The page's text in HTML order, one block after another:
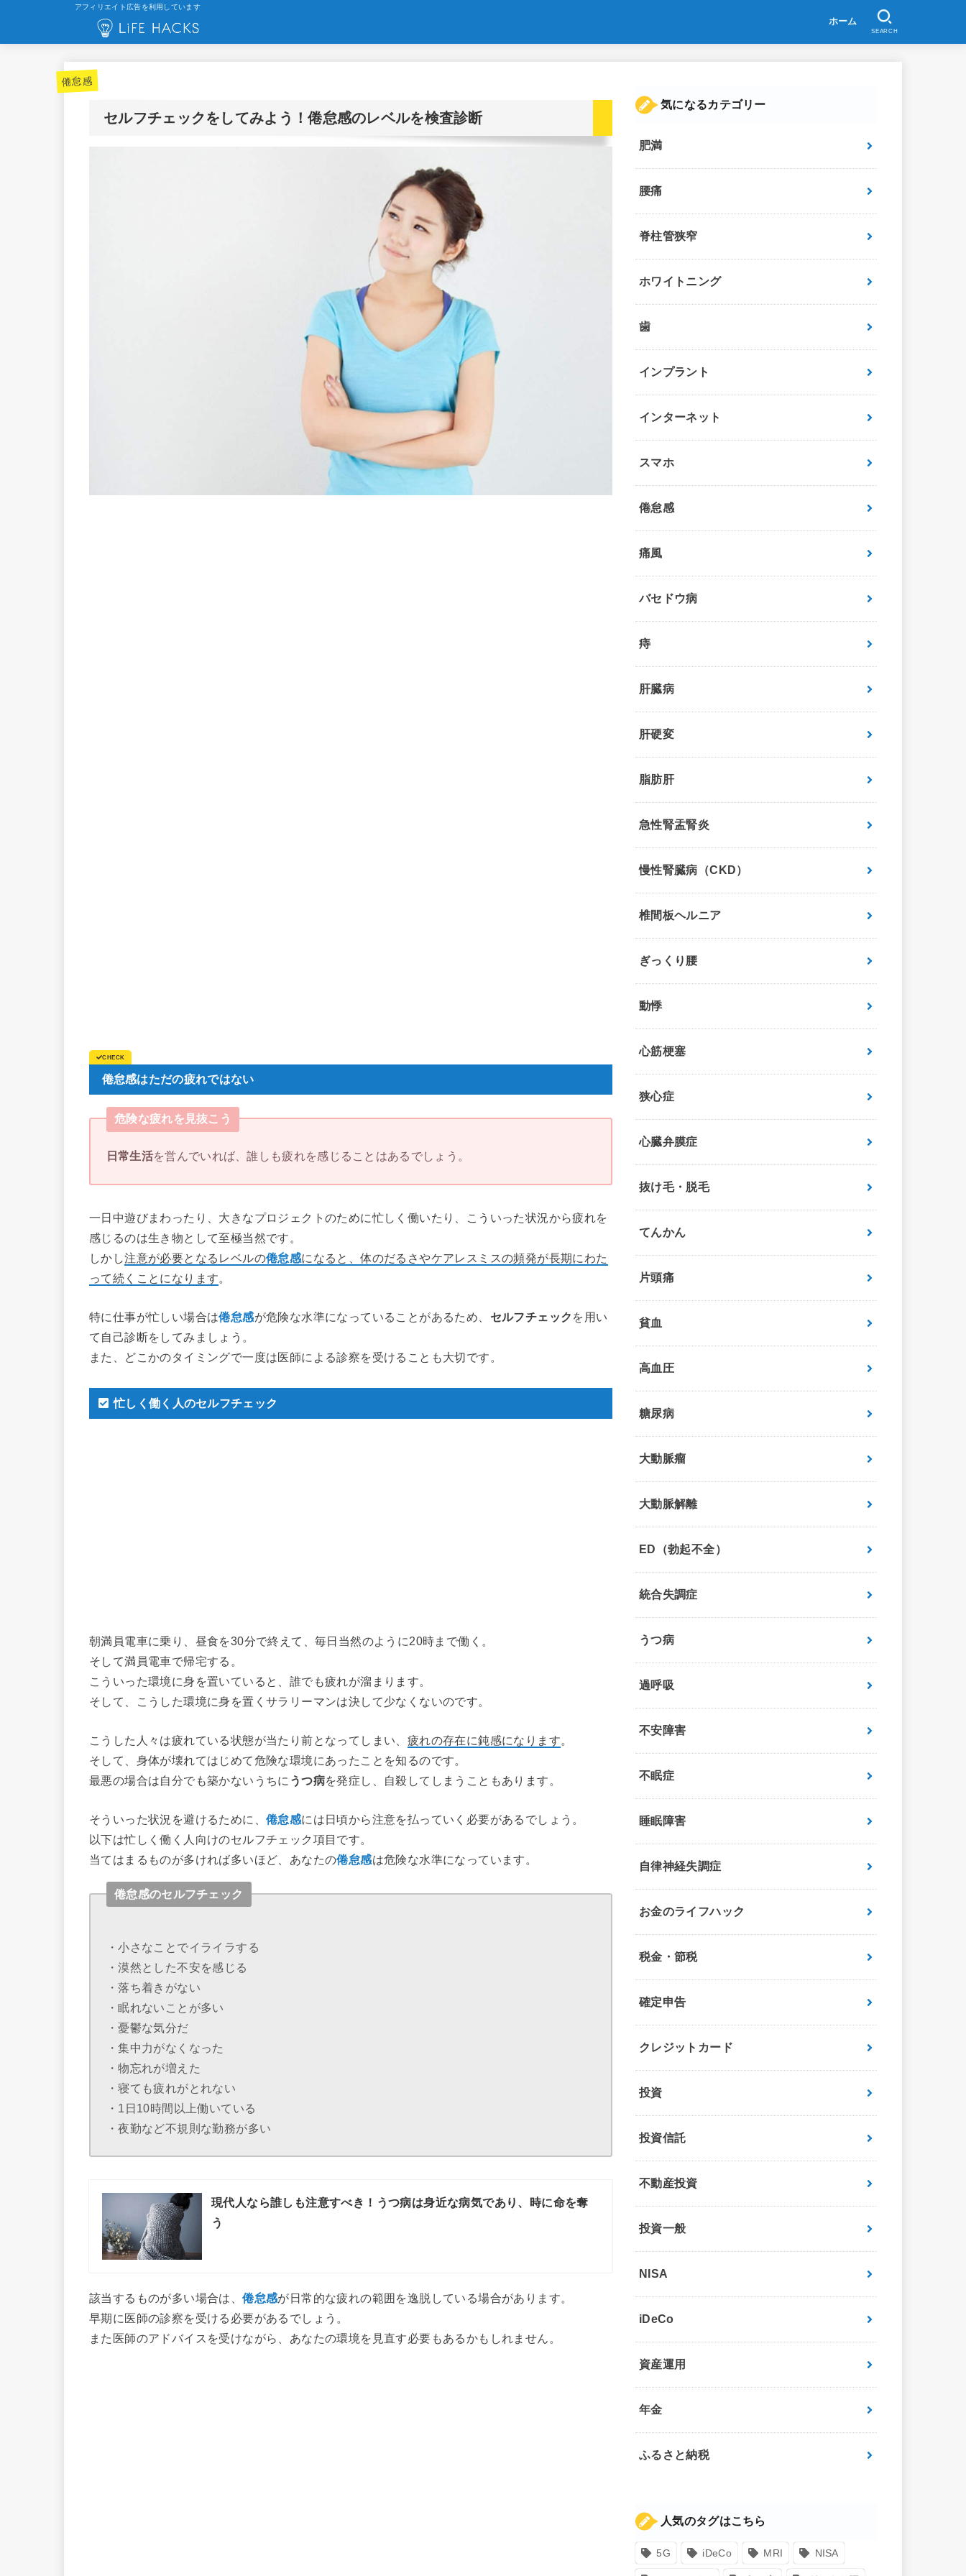
アフィリエイト広告を利用しています
ホーム
SEARCH
倦怠感
セルフチェックをしてみよう！倦怠感のレベルを検査診断
倦怠感はただの疲れではない
危険な疲れを見抜こう
日常生活を営んでいれば、誰しも疲れを感じることはあるでしょう。
一日中遊びまわったり、大きなプロジェクトのために忙しく働いたり、こういった状況から疲れを
感じるのは生き物として至極当然です。
しかし注意が必要となるレベルの倦怠感になると、体のだるさやケアレスミスの頻発が長期にわた
って続くことになります。
特に仕事が忙しい場合は倦怠感が危険な水準になっていることがあるため、 セルフチェック を用い
て自己診断をしてみましょう。
また、どこかのタイミングで一度は医師による診察を受けることも大切です。
忙しく働く人のセルフチェック
朝満員電車に乗り、昼食を30分で終えて、毎日当然のように20時まで働く。
そして満員電車で帰宅する。
こういった環境に身を置いていると、誰でも疲れが溜まります。
そして、こうした環境に身を置くサラリーマンは決して少なくないのです。
こうした人々は疲れている状態が当たり前となってしまい、 疲れの存在に鈍感になります。
そして、身体が壊れてはじめて危険な環境にあったことを知るのです。
最悪の場合は自分でも築かないうちに うつ病を発症し、自殺してしまうこともあります。
そういった状況を避けるために、 倦怠感には日頃から注意を払っていく必要があるでしょう。
以下は忙しく働く人向けのセルフチェック項目です。
当てはまるものが多ければ多いほど、あなたの倦怠感は危険な水準になっています。
倦怠感のセルフチェック
・小さなことでイライラする
・漠然とした不安を感じる
・落ち着きがない
・眠れないことが多い
・憂鬱な気分だ
・集中力がなくなった
・物忘れが増えた
・寝ても疲れがとれない
・1日10時間以上働いている
・夜勤など不規則な勤務が多い
現代人なら誰しも注意すべき！うつ病は身近な病気であり、時に命を奪
う
該当するものが多い場合は、倦怠感が日常的な疲れの範囲を逸脱している場合があります。
早期に医師の診察を受ける必要があるでしょう。
また医師のアドバイスを受けながら、あなたの環境を見直す必要もあるかもしれません。
気になるカテゴリー
肥満
腰痛
脊柱管狭窄
ホワイトニング
歯
インプラント
インターネット
スマホ
倦怠感
痛風
バセドウ病
痔
肝臓病
肝硬変
脂肪肝
急性腎盂腎炎
慢性腎臓病（CKD）
椎間板ヘルニア
ぎっくり腰
動悸
心筋梗塞
狭心症
心臓弁膜症
抜け毛・脱毛
てんかん
片頭痛
貧血
高血圧
糖尿病
大動脈瘤
大動脈解離
ED（勃起不全）
統合失調症
うつ病
過呼吸
不安障害
不眠症
睡眠障害
自律神経失調症
お金のライフハック
税金・節税
確定申告
クレジットカード
投資
投資信託
不動産投資
投資一般
NISA
iDeCo
資産運用
年金
ふるさと納税
人気のタグはこちら
5G iDeCo MRI NISA